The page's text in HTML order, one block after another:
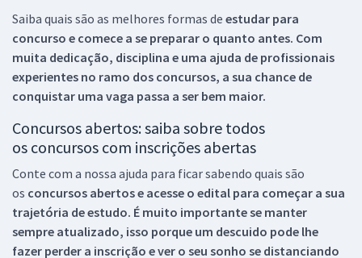
Saiba quais são as melhores formas de estudar para
concurso e comece a se preparar o quanto antes. Com
muita dedicação, disciplina e uma ajuda de profissionais
experientes no ramo dos concursos, a sua chance de
conquistar uma vaga passa a ser bem maior.
Concursos abertos: saiba sobre todos
os concursos com inscrições abertas
Conte com a nossa ajuda para ficar sabendo quais são
os concursos abertos e acesse o edital para começar a sua
trajetória de estudo. É muito importante se manter
sempre atualizado, isso porque um descuido pode lhe
fazer perder a inscrição e ver o seu sonho se distanciando